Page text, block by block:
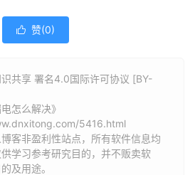
 赞(0)
共享 署名4.0国际许可协议 [BY-
怎么解决》
5416.html
客非盈利性站点，所有软件信息均
学习参考研究目的，并不贩卖软
及用途。